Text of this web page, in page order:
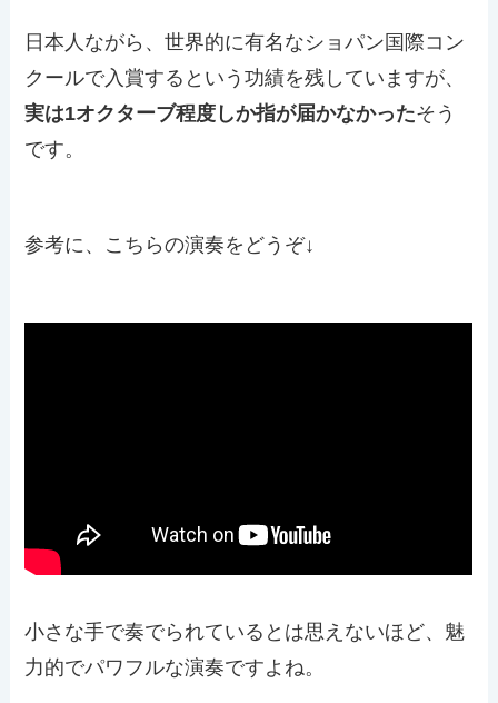
日本人ながら、世界的に有名なショパン国際コン
クールで入賞するという功績を残していますが、
実は1オクターブ程度しか指が届かなかったそう
です。
参考に、こちらの演奏をどうぞ↓
小さな手で奏でられているとは思えないほど、魅
力的でパワフルな演奏ですよね。